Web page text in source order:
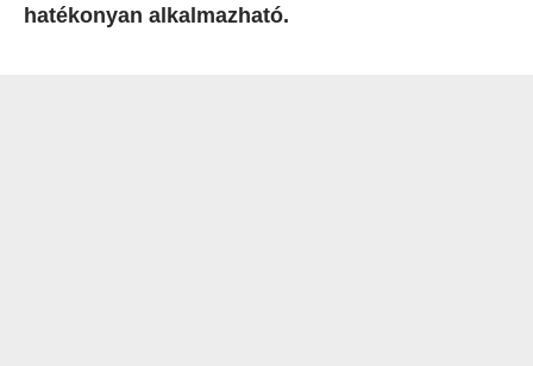
hatékonyan alkalmazható.